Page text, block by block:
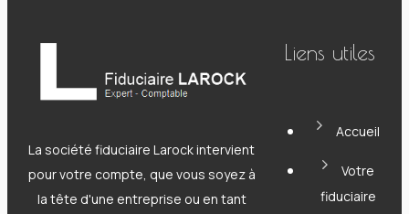
La société fiduciaire Larock intervient
pour votre compte, que vous soyez à
la tête d'une entreprise ou en tant
Liens utiles
Accueil
Votre
fiduciaire